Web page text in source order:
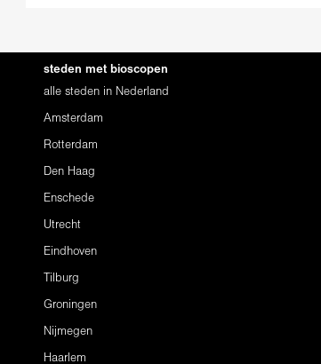
steden met bioscopen
alle steden in Nederland
Amsterdam
Rotterdam
Den Haag
Enschede
Utrecht
Eindhoven
Tilburg
Groningen
Nijmegen
Haarlem